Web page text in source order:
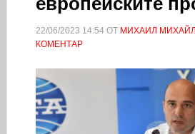
22/06/2023 14:54ОТ МИХАИЛ
КОМЕНТАР